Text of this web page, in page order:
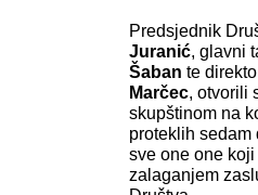
Predsjednik
Juranić, glavni
Šaban te
Marčec, otvorili
skupštinom na
proteklih
sve one one
zalaganjem